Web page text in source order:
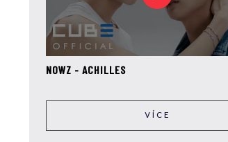
NOWZ - ACHILLES
VÍCE